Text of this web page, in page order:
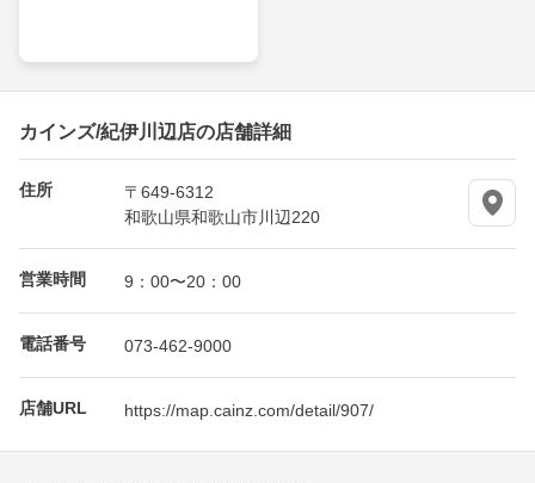
カインズ/紀伊川辺店の店舗詳細
住所
〒649-6312
和歌山県和歌山市川辺220
営業時間 9：00〜20：00
電話番号 073-462-9000
店舗URL https://map.cainz.com/detail/907/